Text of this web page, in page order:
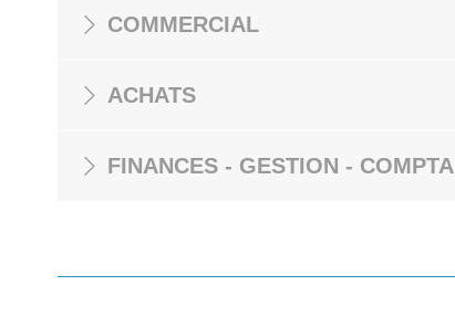
COMMERCIAL
ACHATS
FINANCES - GESTION - COMPTA